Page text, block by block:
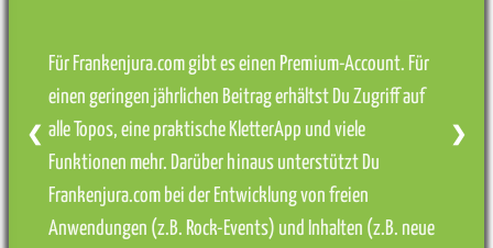
Für Frankenjura.com gibt es einen Premium-Account. Für
einen geringen jährlichen Beitrag erhältst Du Zugriff auf
alle Topos, eine praktische KletterApp und viele
Funktionen mehr. Darüber hinaus unterstützt Du
Frankenjura.com bei der Entwicklung von freien
Anwendungen (z.B. Rock-Events) und Inhalten (z.B. neue
❮ ❯